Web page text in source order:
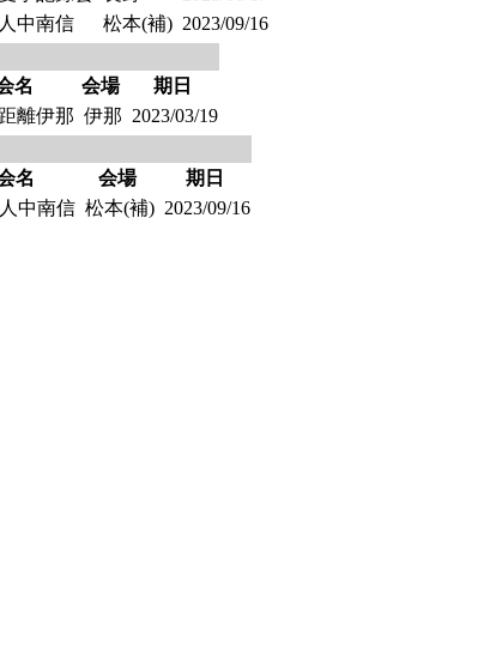
中南信 松本(補) 2023/09/16
名 会場
期日
離伊那 伊那 2023/03/19
名 会場
期日
中南信 松本(補) 2023/09/16